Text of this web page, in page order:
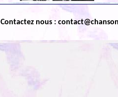
Contactez nous :